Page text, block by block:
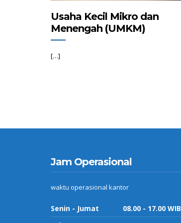
Usaha Kecil Mikro dan
Menengah (UMKM)
[…]
Jam Operasional
waktu operasional kantor
Senin - Jumat
08.00 - 17.00 WIB